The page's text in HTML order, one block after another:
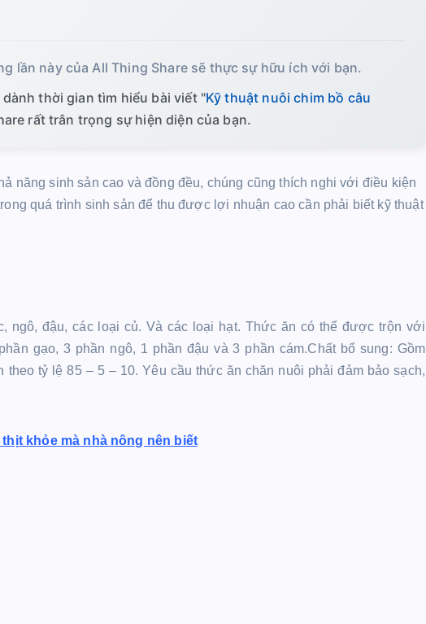
lần này của All Thing Share sẽ thực sự hữu ích với bạn.
thời gian tìm hiểu bài viết "Kỹ thuật nuôi chim bồ câu
rất trân trọng sự hiện diện của bạn.
năng sinh sản cao và đồng đều, chúng cũng thích nghi với điều kiện
quá trình sinh sản để thu được lợi nhuận cao cần phải biết kỹ thuật
ngô, đậu, các loại củ. Và các loại hạt. Thức ăn có thể được trộn với
gạo, 3 phần ngô, 1 phần đậu và 3 phần cám.Chất bổ sung: Gồm
theo tỷ lệ 85 – 5 – 10. Yêu cầu thức ăn chăn nuôi phải đảm bảo sạch,
khỏe mà nhà nông nên biết